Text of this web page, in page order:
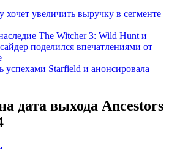
хочет увеличить выручку в сегменте
The Witcher 3: Wild Hunt и
поделился впечатлениями от
успехами Starfield и анонсировала
дата выхода Ancestors